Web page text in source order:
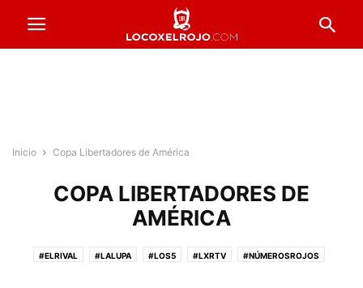
Inicio Copa Libertadores de América
COPA LIBERTADORES DE
AMÉRICA
#ELRIVAL #LALUPA #LOS5 #LXRTV #NÚMEROSROJOS